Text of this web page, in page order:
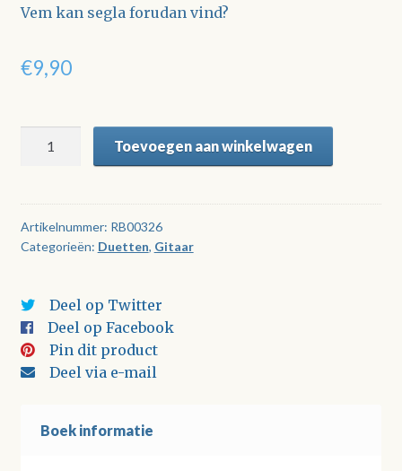
Vem kan segla forudan vind?
€9,90
Scandinavische
Volksliederen
aantal
Toevoegen aan winkelwagen
Artikelnummer: RB00326
Categorieën: Duetten, Gitaar
Deel op Twitter
Deel op Facebook
Pin dit product
Deel via e-mail
Boek informatie